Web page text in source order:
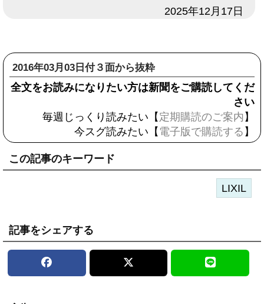
2025年12月17日
2016年03月03日付３面から抜粋
全文をお読みになりたい方は新聞をご購読してくだ
さい
毎週じっくり読みたい【 定期購読のご案内 】
今スグ読みたい【 電子版で購読する 】
この記事のキーワード
LIXIL
記事をシェアする